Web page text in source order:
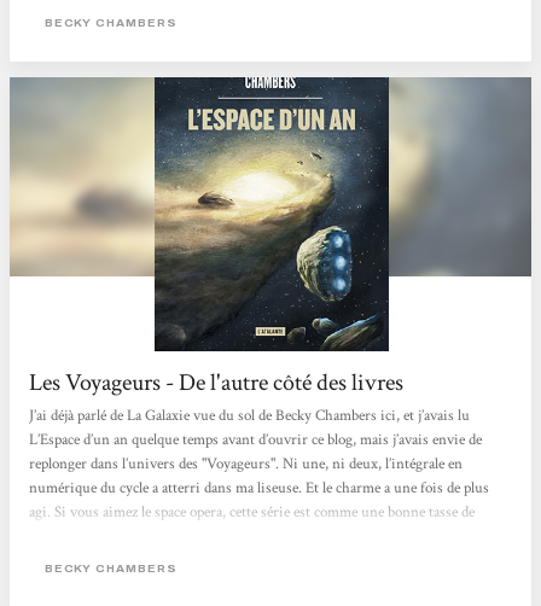
scientifiques (astrobiologiste et ingénieur satellite), elle bouscule le monde très
BECKY CHAMBERS
Les Voyageurs - De l'autre côté des livres
J’ai déjà parlé de La Galaxie vue du sol de Becky Chambers ici, et j’avais lu
L’Espace d’un an quelque temps avant d’ouvrir ce blog, mais j’avais envie de
replonger dans l’univers des "Voyageurs". Ni une, ni deux, l’intégrale en
numérique du cycle a atterri dans ma liseuse. Et le charme a une fois de plus
agi. Si vous aimez le space opera, cette série est comme une bonne tasse de
chez vous après une journée pluvieuse. La base commune est que les Humains
BECKY CHAMBERS